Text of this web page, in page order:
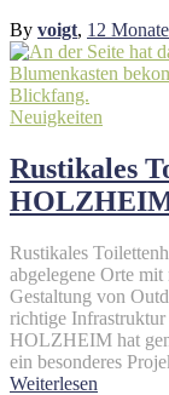
By voigt, 12
Neuigkeiten
Rustikales
Rustikales
abgelegene Orte
Gestaltung von
richtige Infrastruktur
HOLZHEIM hat
ein besonderes
Weiterlesen